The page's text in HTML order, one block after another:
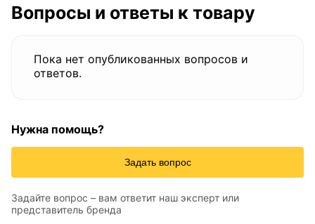
Вопросы и ответы к товару
Пока нет опубликованных вопросов и
ответов.
Нужна помощь?
Задать вопрос
Задайте вопрос – вам ответит наш эксперт или
представитель бренда